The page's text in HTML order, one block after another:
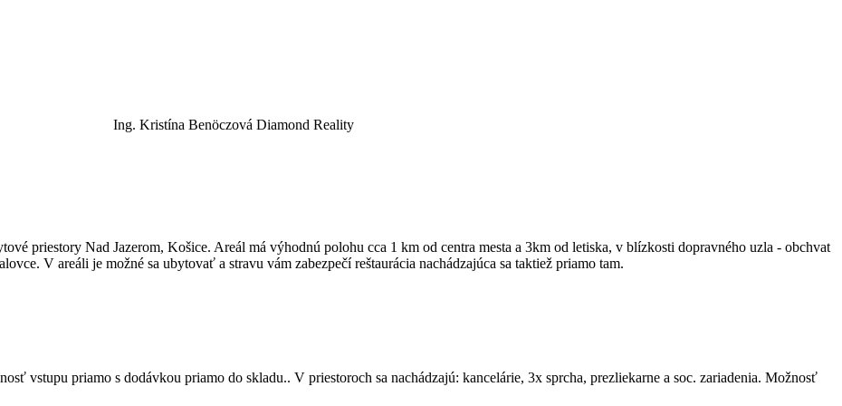
Ing. Kristína Benöczová Diamond Reality
priestory Nad Jazerom, Košice. Areál má výhodnú polohu cca 1 km od centra mesta a 3km od letiska, v blízkosti dopravného uzla - obchvat
V areáli je možné sa ubytovať a stravu vám zabezpečí reštaurácia nachádzajúca sa taktiež priamo tam.
vstupu priamo s dodávkou priamo do skladu.. V priestoroch sa nachádzajú: kancelárie, 3x sprcha, prezliekarne a soc. zariadenia. Možnosť